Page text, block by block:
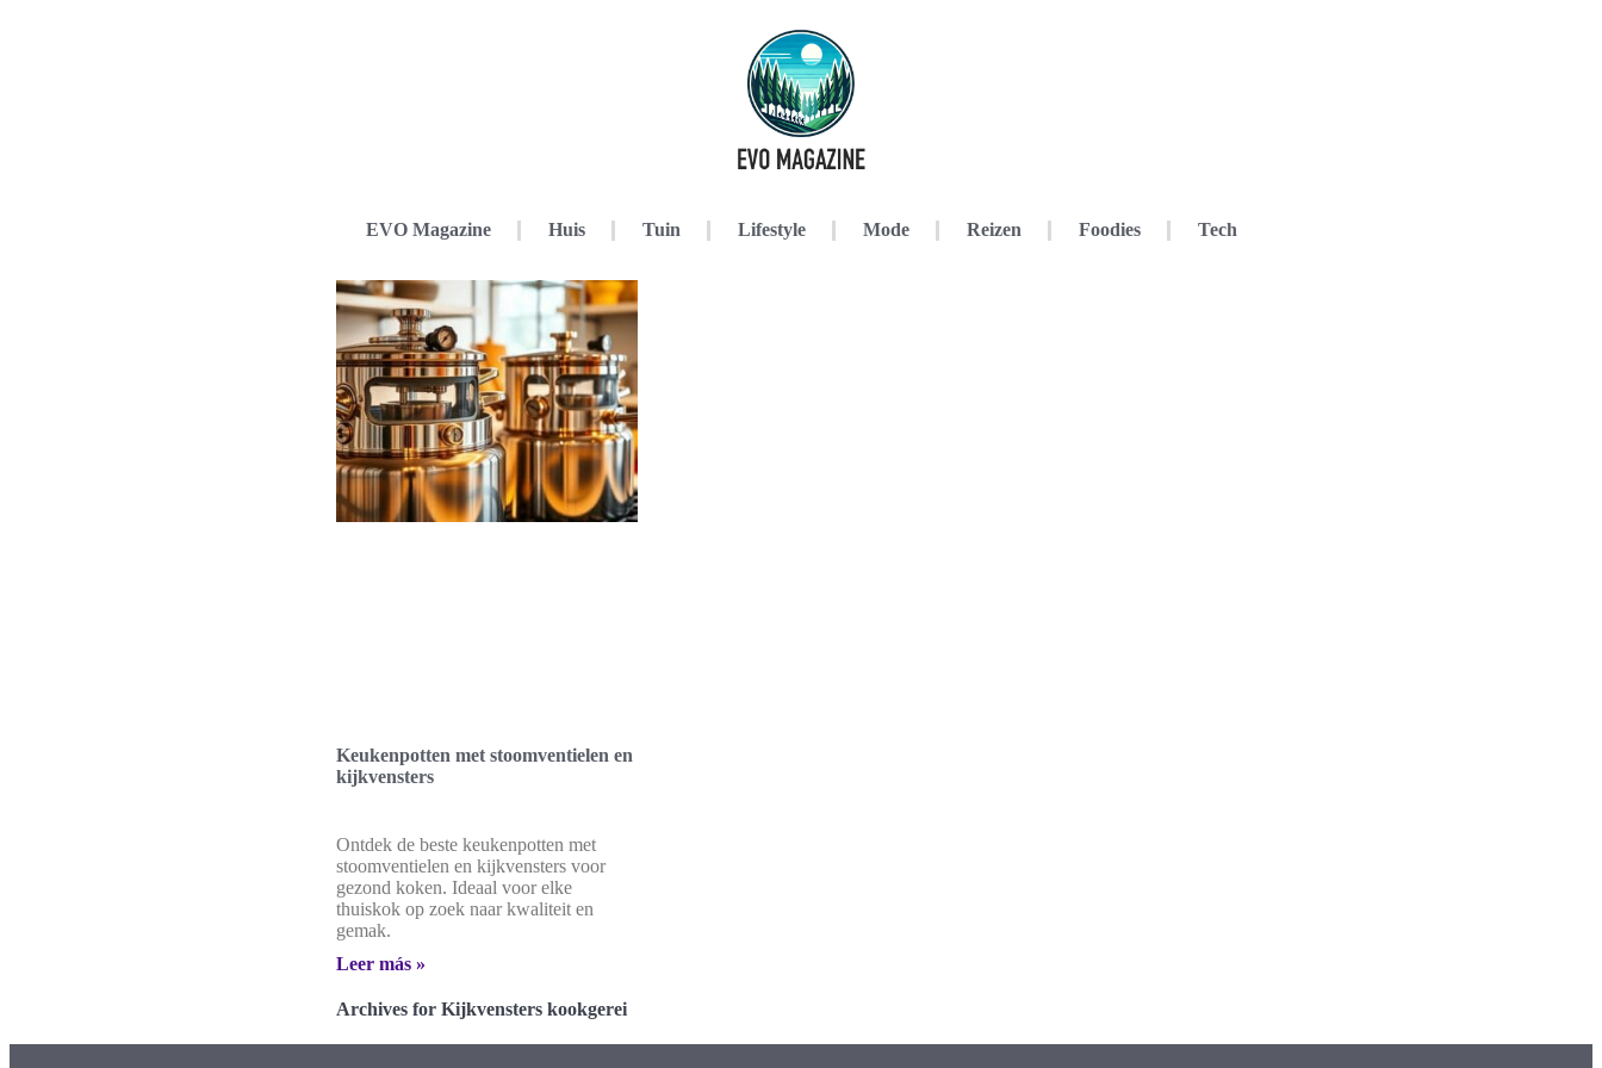
EVO Magazine Huis Tuin Lifestyle Mode Reizen Foodies Tech
Keukenpotten met stoomventielen en
kijkvensters
Ontdek de beste keukenpotten met
stoomventielen en kijkvensters voor
gezond koken. Ideaal voor elke
thuiskok op zoek naar kwaliteit en
gemak.
Leer más »
Archives for Kijkvensters kookgerei